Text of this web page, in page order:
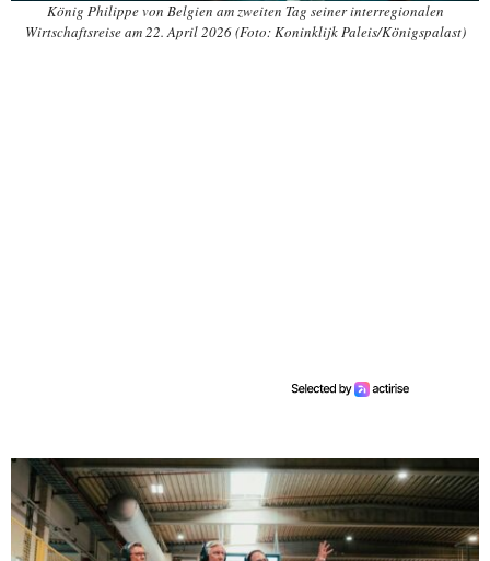
König Philippe von Belgien am zweiten Tag seiner interregionalen
Wirtschaftsreise am 22. April 2026 (Foto: Koninklijk Paleis/Königspalast)